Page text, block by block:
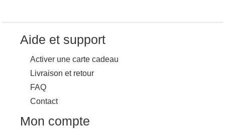
Aide et support
Activer une carte cadeau
Livraison et retour
FAQ
Contact
Mon compte